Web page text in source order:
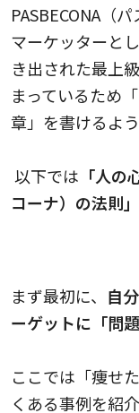
PASBECONA（
マーケッターと
き出された最上
まっているため
章」を書けるよ
以下では 「人
コーナ）の法則
まず最初に、 自
ーゲットに「問
ここでは「痩せ
くある事例を紹